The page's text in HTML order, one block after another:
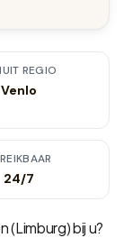
REGIO
Venlo
24/7
(Limburg)bij u?